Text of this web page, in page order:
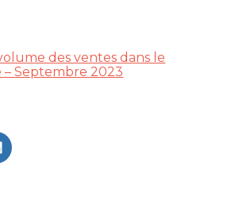
des ventes dans le
Septembre 2023